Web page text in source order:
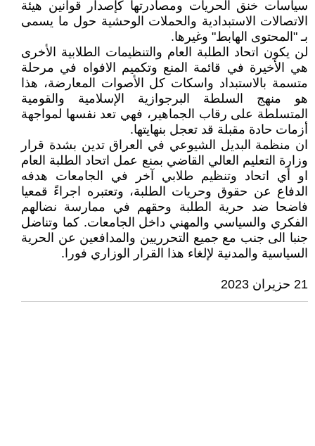
سياسات خنق الحريات ومصادرتها كإصدار قوانين هيئة
الاتصالات الاستبدادية والحملات الوحشية حول ما يسمى
بـ "المحتوى الهابط" وغيرها.
لن يكون اتحاد الطلبة العام والتنظيمات الطلابية الأخرى
هي الأخيرة في قائمة المنع وتكميم الافواه في مرحلة
متسمة بالاستبداد واسكات كل الأصوات المعارضة، هذا
هو منهج السلطة البرجوازية الإسلامية والقومية
المتسلطة على رقاب الجماهير، فهي تعد نفسها لمواجهة
أزمات حادة مقبلة قد تعجل بنهايتها.
ان منظمة البديل الشيوعي في العراق تدين بشدة قرار
وزارة التعليم العالي القاضي بمنع عمل اتحاد الطلبة العام
او أي اتحاد وتنظيم طلابي آخر في الجامعات هدفه
الدفاع عن حقوق وحريات الطلبة، وتعتبره اجراءً قمعيا
فاضحا ضد حرية الطلبة وحقهم في ممارسة نضالهم
الفكري والسياسي والمهني داخل الجامعات. كما وتناضل
جنبا الى جنب مع جميع التحرريين والمدافعين عن الحرية
السياسية والمدنية لإلغاء هذا القرار الوزاري فورا.
21 حزيران 2023